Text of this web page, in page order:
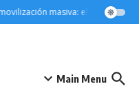
masiva: el gobierno
Main Menu